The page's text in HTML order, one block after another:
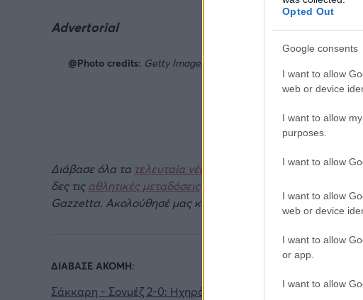
Opted Out
Google consents
I want to allow
web or device
I want to allow
purposes.
I want to allow
I want to allow
web or device
I want to allow
or app.
I want to allow
Advertorial
@Photo credits: Getty Images/Ideal Image
Διάβασε όλα τα τελευταία νέα της αθλητικής
δες τιςαθλητικές μεταδόσειςτης ημέρας και της
Gazzetta. Ακολούθησέ μας και στο
Google News.
ΔΙΑΒΑΣΕ ΑΚΟΜΗ:
Σάκκαρη - Σονμέζ 2-0: Ηχηρό ξεκίνημα στο Τορόντο